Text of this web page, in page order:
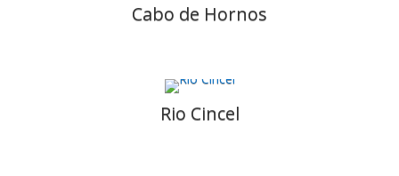
Cabo de Hornos
Rio Cincel